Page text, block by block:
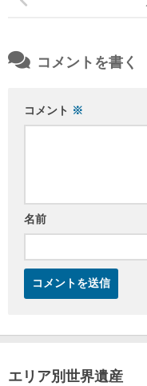
コメントを書く
コメント ※
名前
エリア別世界遺産